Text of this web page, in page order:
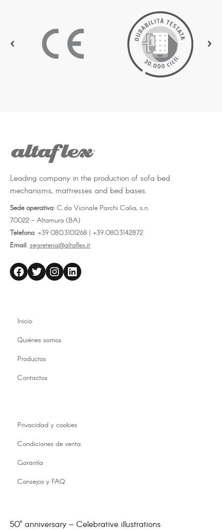
Leading company in the production of sofa bed
mechanisms, mattresses and bed bases.
Sede operativa: C.da Vicinale Parchi Calia, s.n.
70022 - Altamura (BA)
Telefono: +39 080.3101268 | +39 080.3142872
Email: segreteria@altaflex.it
altaflex Twitter Instagram LinkedIn
Inicio
Quiénes somos
Productos
Contactos
Privacidad y cookies
Condiciones de venta
Garantía
Consejos y FAQ
50° anniversary – Celebrative illustrations